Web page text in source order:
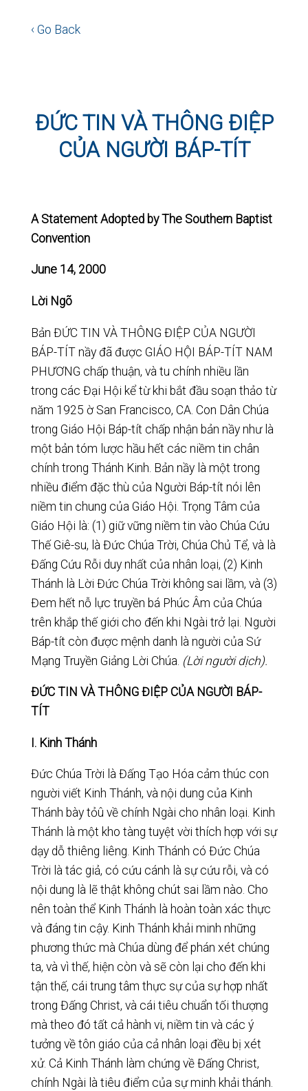
ĐỨC TIN VÀ THÔNG ĐIỆP
CỦA NGƯỜI BÁP-TÍT
A Statement Adopted by The Southern Baptist
Convention
June 14, 2000
Lời Ngõ
Bản ĐỨC TIN VÀ THÔNG ĐIỆP CỦA NGƯỜI
BÁP-TÍT nầy đã được GIÁO HỘI BÁP-TÍT NAM
PHƯƠNG chấp thuận, và tu chính nhiều lần
trong các Đại Hội kể từ khi bắt đầu soạn thảo từ
năm 1925 ờ San Francisco, CA. Con Dân Chúa
trong Giáo Hội Báp-tít chấp nhận bản nầy như là
một bản tóm lược hầu hết các niềm tin chân
chính trong Thánh Kinh. Bản nầy là một trong
nhiều điểm đặc thù của Người Báp-tít nói lên
niềm tin chung của Giáo Hội. Trọng Tâm của
Giáo Hội là: (1) giữ vững niềm tin vào Chúa Cứu
Thế Giê-su, là Đức Chúa Trời, Chúa Chủ Tể, và là
Đấng Cứu Rỗi duy nhất của nhân loại, (2) Kinh
Thánh là Lời Đức Chúa Trời không sai lầm, và (3)
Đem hết nỗ lực truyền bá Phúc Âm của Chúa
trên khắp thế giới cho đến khi Ngài trở lại. Người
Báp-tít còn được mệnh danh là người của Sứ
Mạng Truyền Giảng Lời Chúa. (Lời người dịch).
ĐỨC TIN VÀ THÔNG ĐIỆP CỦA NGƯỜI BÁP-
TÍT
I. Kinh Thánh
Đức Chúa Trời là Đấng Tạo Hóa cảm thúc con
người viết Kinh Thánh, và nội dung của Kinh
Thánh bày tỏû về chính Ngài cho nhân loại. Kinh
Thánh là một kho tàng tuyệt vời thích hợp với sự
dạy dỗ thiêng liêng. Kinh Thánh có Đức Chúa
Trời là tác giả, có cứu cánh là sự cứu rỗi, và có
nội dung là lẽ thật không chút sai lầm nào. Cho
nên toàn thể Kinh Thánh là hoàn toàn xác thực
và đáng tin cậy. Kinh Thánh khải minh những
phương thức mà Chúa dùng để phán xét chúng
ta, và vì thế, hiện còn và sẽ còn lại cho đến khi
tận thế, cái trung tâm thực sự của sự hợp nhất
trong Đấng Christ, và cái tiêu chuẩn tối thượng
mà theo đó tất cả hành vi, niềm tin và các ý
tưởng về tôn giáo của cả nhân loại đều bị xét
xử. Cả Kinh Thánh làm chứng về Đấng Christ,
chính Ngài là tiêu điểm của sự minh khải thánh.